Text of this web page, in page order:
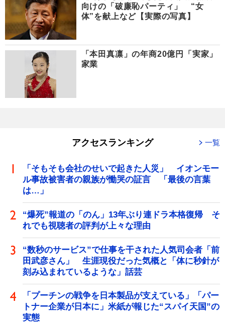
向けの「破廉恥パーティ」 “女
体”を献上など【実際の写真】
「本田真凛」の年商20億円「実家」
家業
アクセスランキング 一覧
「そもそも会社のせいで起きた人災」 イオンモー
ル事故被害者の親族が慟哭の証言 「最後の言葉
は…」
“爆死”報道の「のん」13年ぶり連ドラ本格復帰 そ
れでも視聴者の評判が上々な理由
“数秒のサービス”で仕事を干された人気司会者「前
田武彦さん」 生涯現役だった気概と「体に秒針が
刻み込まれているような」話芸
「プーチンの戦争を日本製品が支えている」「パー
トナー企業が日本に」米紙が報じた“スパイ天国”の
実態